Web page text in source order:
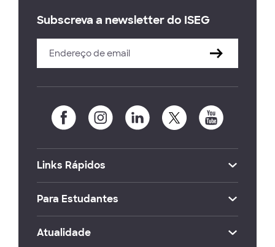
Subscreva a newsletter do ISEG
Links Rápidos
Para Estudantes
Atualidade